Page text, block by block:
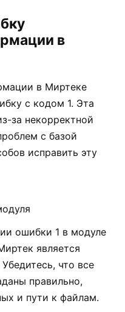
в
в Миртеке
с кодом 1. Эта
за некорректной
с базой
исправить эту
ошибки 1 в модуле
является
что все
правильно,
и пути к файлам.